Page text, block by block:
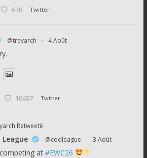
638 Twitter
@treyarch · 4 Août
10487 Twitter
Retweeté
@codleague · 3 Août
at #EWC26